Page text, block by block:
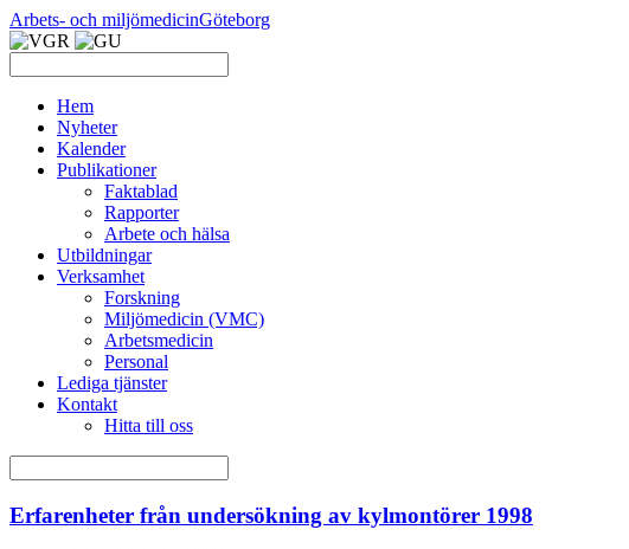
Arbets- och miljömedicinGöteborg
Hem
Nyheter
Kalender
Publikationer
Faktablad
Rapporter
Arbete och hälsa
Utbildningar
Verksamhet
Forskning
Miljömedicin (VMC)
Arbetsmedicin
Personal
Lediga tjänster
Kontakt
Hitta till oss
Erfarenheter från undersökning av kylmontörer 1998